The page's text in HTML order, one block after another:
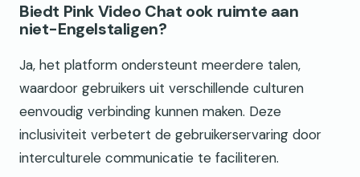
Biedt Pink Video Chat ook ruimte aan
niet-Engelstaligen?
Ja, het platform ondersteunt meerdere talen,
waardoor gebruikers uit verschillende culturen
eenvoudig verbinding kunnen maken. Deze
inclusiviteit verbetert de gebruikerservaring door
interculturele communicatie te faciliteren.